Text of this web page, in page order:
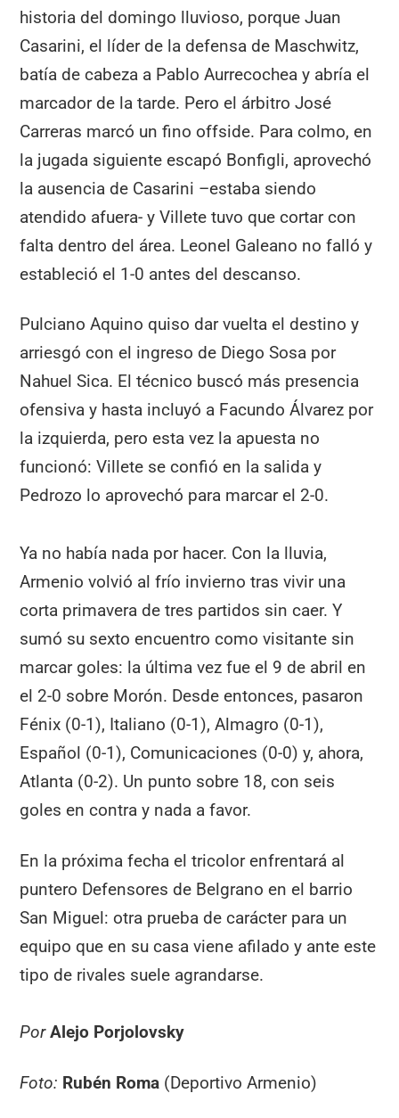
historia del domingo lluvioso, porque Juan
Casarini, el líder de la defensa de Maschwitz,
batía de cabeza a Pablo Aurrecochea y abría el
marcador de la tarde. Pero el árbitro José
Carreras marcó un fino offside. Para colmo, en
la jugada siguiente escapó Bonfigli, aprovechó
la ausencia de Casarini –estaba siendo
atendido afuera- y Villete tuvo que cortar con
falta dentro del área. Leonel Galeano no falló y
estableció el 1-0 antes del descanso.
Pulciano Aquino quiso dar vuelta el destino y
arriesgó con el ingreso de Diego Sosa por
Nahuel Sica. El técnico buscó más presencia
ofensiva y hasta incluyó a Facundo Álvarez por
la izquierda, pero esta vez la apuesta no
funcionó: Villete se confió en la salida y
Pedrozo lo aprovechó para marcar el 2-0.
Ya no había nada por hacer. Con la lluvia,
Armenio volvió al frío invierno tras vivir una
corta primavera de tres partidos sin caer. Y
sumó su sexto encuentro como visitante sin
marcar goles: la última vez fue el 9 de abril en
el 2-0 sobre Morón. Desde entonces, pasaron
Fénix (0-1), Italiano (0-1), Almagro (0-1),
Español (0-1), Comunicaciones (0-0) y, ahora,
Atlanta (0-2). Un punto sobre 18, con seis
goles en contra y nada a favor.
En la próxima fecha el tricolor enfrentará al
puntero Defensores de Belgrano en el barrio
San Miguel: otra prueba de carácter para un
equipo que en su casa viene afilado y ante este
tipo de rivales suele agrandarse.
Por Alejo Porjolovsky
Foto: Rubén Roma (Deportivo Armenio)